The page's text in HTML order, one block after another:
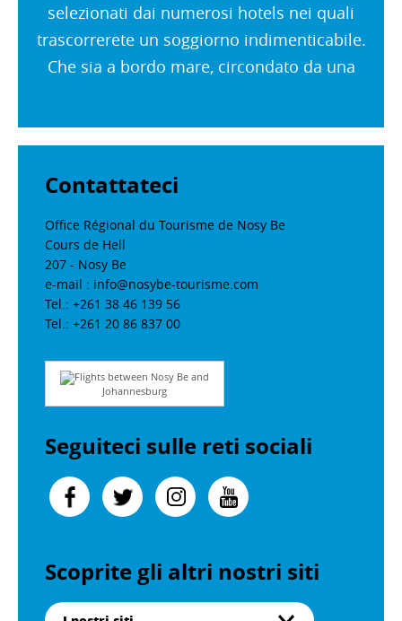
selezionati dai numerosi hotels nei quali
trascorrerete un soggiorno indimenticabile.
Che sia a bordo mare, circondato da una
Contattateci
Office Régional du Tourisme de Nosy Be
Cours de Hell
207 - Nosy Be
e-mail : info@nosybe-tourisme.com
Tel.: +261 38 46 139 56
Tel.: +261 20 86 837 00
Flights between Nosy Be and
Johannesburg
Seguiteci sulle reti sociali
Scoprite gli altri nostri siti